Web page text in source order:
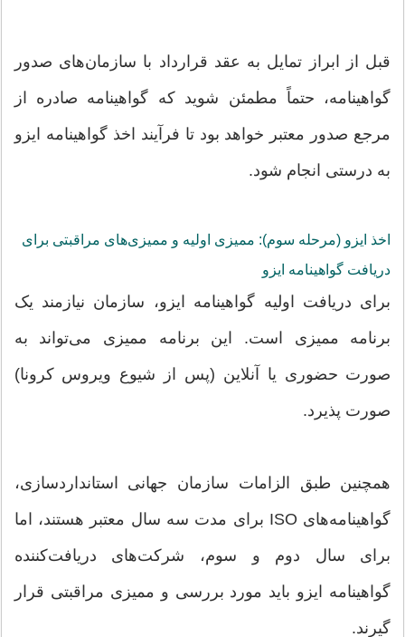
قبل از ابراز تمایل به عقد قرارداد با سازمان‌های صدور
گواهینامه، حتماً مطمئن شوید که گواهینامه صادره از
مرجع صدور معتبر خواهد بود تا فرآیند اخذ گواهینامه ایزو
به درستی انجام شود.
اخذ ایزو (مرحله سوم): ممیزی اولیه و ممیزی‌های مراقبتی برای
دریافت گواهینامه ایزو
برای دریافت اولیه گواهینامه ایزو، سازمان نیازمند یک
برنامه ممیزی است. این برنامه ممیزی می‌تواند به
صورت حضوری یا آنلاین (پس از شیوع ویروس کرونا)
صورت پذیرد.
همچنین طبق الزامات سازمان جهانی استانداردسازی،
گواهینامه‌های ISO برای مدت سه سال معتبر هستند، اما
برای سال دوم و سوم، شرکت‌های دریافت‌کننده
گواهینامه ایزو باید مورد بررسی و ممیزی مراقبتی قرار
گیرند.